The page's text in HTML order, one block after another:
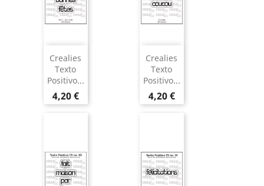
Crealies
Texto
Positivo...
4,20 €
Crealies
Texto
Positivo...
4,20 €